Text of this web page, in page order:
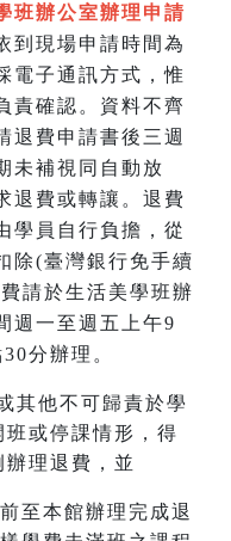
班辦公室辦理申請
到現場申請時間為
電子通訊方式，惟
責確認。資料不齊
退費申請書後三週
未補視同自動放
退費或轉讓。退費
學員自行負擔，從
除(臺灣銀行免手續
請於生活美學班辦
週一至週五上午9
分辦理。
其他不可歸責於學
班或停課情形，得
理退費，並
至本館辦理完成退